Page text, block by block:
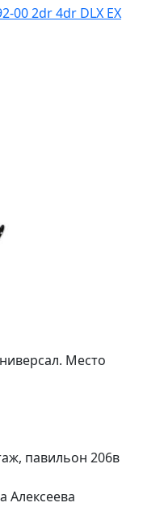
00 2dr 4dr DLX EX
Место
павильон 206в
Алексеева